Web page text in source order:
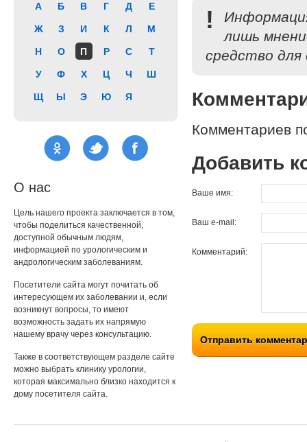
А Б В Г Д Е
Ж З И К Л М
Н О П Р С Т
У Ф Х Ц Ч Ш
Щ Ы Э Ю Я
О нас
Цель нашего проекта заключается в том,
чтобы поделиться качественной,
доступной обычным людям,
информацией по урологическим и
андрологическим заболеваниям.
Посетители сайта могут почитать об
интересующем их заболевании и, если
возникнут вопросы, то имеют
возможность задать их напрямую
нашему врачу через консультацию.
Также в соответствующем разделе сайте
можно выбрать клинику урологии,
которая максимально близко находится к
дому посетителя сайта.
!
лишь
средство для
Комментариев
Добавить
Ваше имя:
Ваш e-mail:
Комментарий:
Отправить